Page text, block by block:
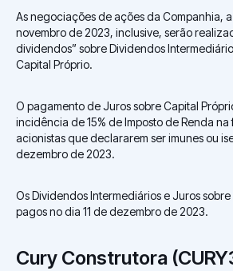
As negociações de ações da Companhia,
novembro de 2023, inclusive, serão
dividendos” sobre Dividendos
Capital Próprio.
O pagamento de Juros sobre Capital
incidência de 15% de Imposto de Renda
acionistas que declararem ser imunes ou
dezembro de 2023.
Os Dividendos Intermediários e Juros
pagos no dia 11 de dezembro de 2023.
Cury Construtora